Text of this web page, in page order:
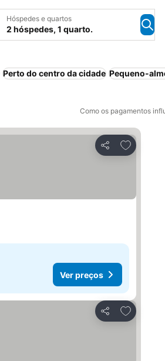
Hóspedes e quartos
2 hóspedes, 1 quarto.
Perto do centro da cidade Pequeno-
Como os pagamentos
Partilhar
Adicionar
Ver preços
Partilhar
Adicionar